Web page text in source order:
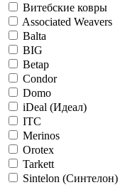
Витебские ковры
Associated Weavers
Balta
BIG
Betap
Condor
Domo
iDeal (Идеал)
ITC
Merinos
Orotex
Tarkett
Sintelon (Синтелон)